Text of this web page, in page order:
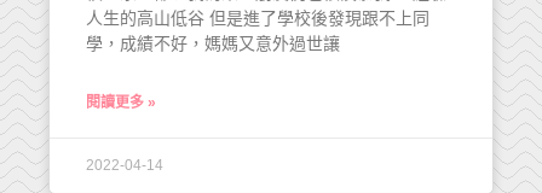
人生的高山低谷 但是進了學校後發現跟不上同
學，成績不好，媽媽又意外過世讓
閱讀更多 »
2022-04-14